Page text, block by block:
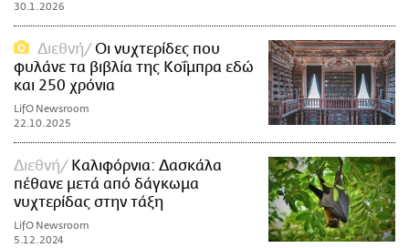
30.1.2026
Διεθνή
Οι νυχτερίδες που
φυλάνε τα βιβλία της Κοΐμπρα εδώ
και 250 χρόνια
LifO Newsroom
22.10.2025
Διεθνή
Καλιφόρνια: Δασκάλα
πέθανε μετά από δάγκωμα
νυχτερίδας στην τάξη
LifO Newsroom
5.12.2024